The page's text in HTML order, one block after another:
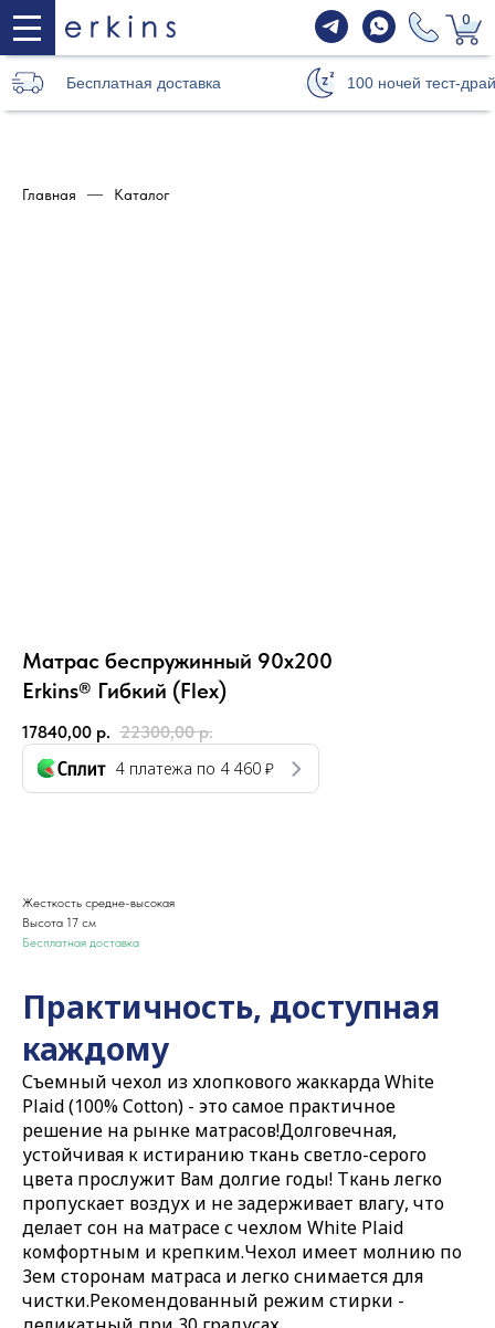
0
Бесплатная доставка 100 ночей тест-
Главная — Каталог
Матрас беспружинный 90x200
Erkins® Гибкий (Flex)
17840,00 р. 22300,00 р.
4 платежа по 4 460 ₽
Жесткость средне-высокая
Высота 17 см
Бесплатная доставка
Практичность, доступная
каждому
Съемный чехол из хлопкового жаккарда White
Plaid (100% Cotton) - это самое практичное
решение на рынке матрасов!Долговечная,
устойчивая к истиранию ткань светло-серого
цвета прослужит Вам долгие годы! Ткань легко
пропускает воздух и не задерживает влагу, что
делает сон на матрасе с чехлом White Plaid
комфортным и крепким.Чехол имеет молнию по
3ем сторонам матраса и легко снимается для
чистки.Рекомендованный режим стирки -